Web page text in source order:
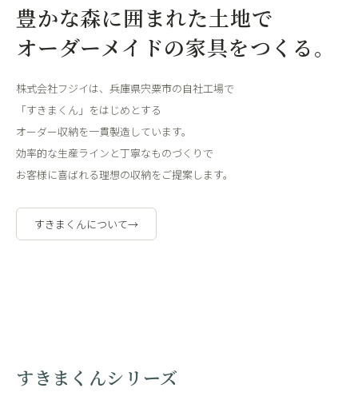
豊かな森に囲まれた土地で
オーダーメイドの家具をつくる。
株式会社フジイは、兵庫県宍粟市の自社工場で
「すきまくん」をはじめとする
オーダー収納を一貫製造しています。
効率的な生産ラインと丁寧なものづくりで
お客様に喜ばれる理想の収納をご提案します。
すきまくんについて→
すきまくんシリーズ